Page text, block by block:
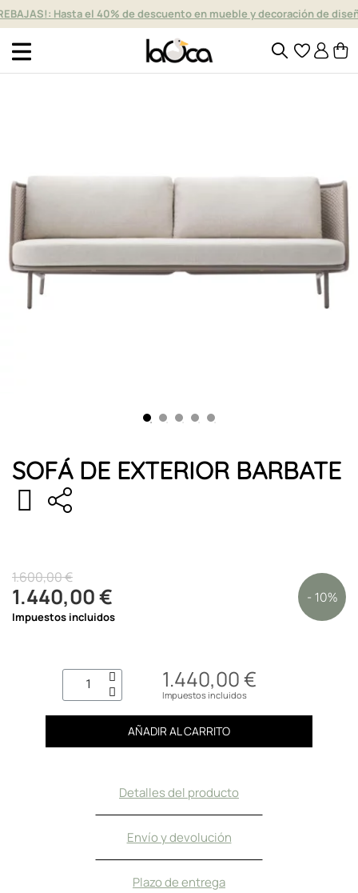
Hasta el 40% de descuento en mueble y decoración de
SOFÁ DE EXTERIOR BARBATE
1.600,00 €
1.440,00 € - 10%
Impuestos incluidos
1.440,00 €
Impuestos incluidos
AÑADIR AL CARRITO
Detalles del producto
Envío y devolución
Plazo de entrega